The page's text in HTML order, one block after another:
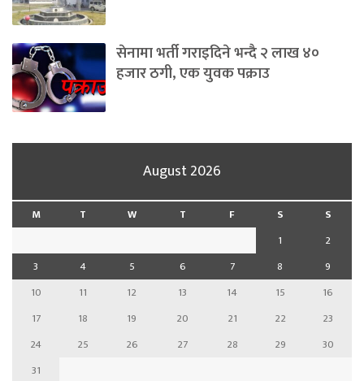
सेनामा भर्ती गराइदिने भन्दै २ लाख ४०
हजार ठगी, एक युवक पक्राउ
August 2026
M T W T F S
S
1
2
3
4 5 6 7 8
9
10
11 12 13 14 15
16
17
18 19 20 21 22
23
24
25 26 27 28 29
30
31